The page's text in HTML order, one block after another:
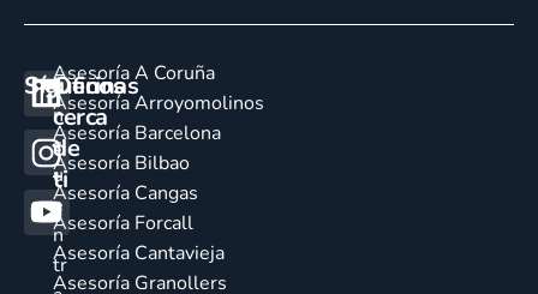
Síguenos
Oficinas
cerca
de
ti
E
n
c
u
e
n
tr
Asesoría A Coruña
Asesoría Arroyomolinos
Asesoría Barcelona
Asesoría Bilbao
Asesoría Cangas
Asesoría Forcall
Asesoría Cantavieja
Asesoría Granollers